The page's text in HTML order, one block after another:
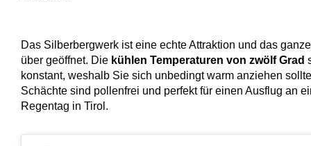
Das Silberbergwerk ist eine echte Attraktion und das
über geöffnet. Die kühlen Temperaturen von zwölf Grad
konstant, weshalb Sie sich unbedingt warm anziehen
Schächte sind pollenfrei und perfekt für einen Ausflug an
Regentag in Tirol.